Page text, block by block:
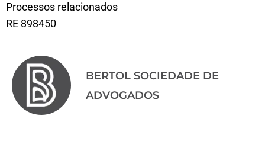
Processos relacionados
RE 898450
BERTOL SOCIEDADE DE
ADVOGADOS